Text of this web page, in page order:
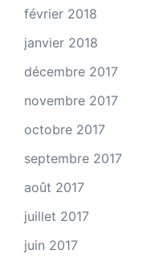
février 2018
janvier 2018
décembre 2017
novembre 2017
octobre 2017
septembre 2017
août 2017
juillet 2017
juin 2017